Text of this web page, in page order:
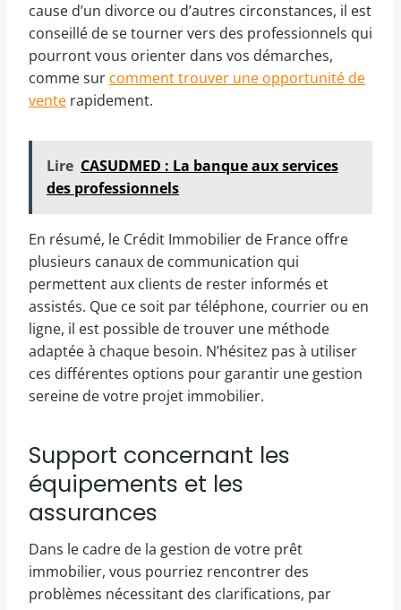
cause d’un divorce ou d’autres circonstances, il est
conseillé de se tourner vers des professionnels qui
pourront vous orienter dans vos démarches,
comme sur comment trouver une opportunité de
vente rapidement.
Lire CASUDMED : La banque aux services
des professionnels
En résumé, le Crédit Immobilier de France offre
plusieurs canaux de communication qui
permettent aux clients de rester informés et
assistés. Que ce soit par téléphone, courrier ou en
ligne, il est possible de trouver une méthode
adaptée à chaque besoin. N’hésitez pas à utiliser
ces différentes options pour garantir une gestion
sereine de votre projet immobilier.
Support concernant les
équipements et les
assurances
Dans le cadre de la gestion de votre prêt
immobilier, vous pourriez rencontrer des
problèmes nécessitant des clarifications, par